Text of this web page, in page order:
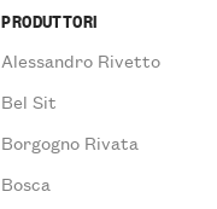
PRODUTTORI
Alessandro Rivetto
Bel Sit
Borgogno Rivata
Bosca